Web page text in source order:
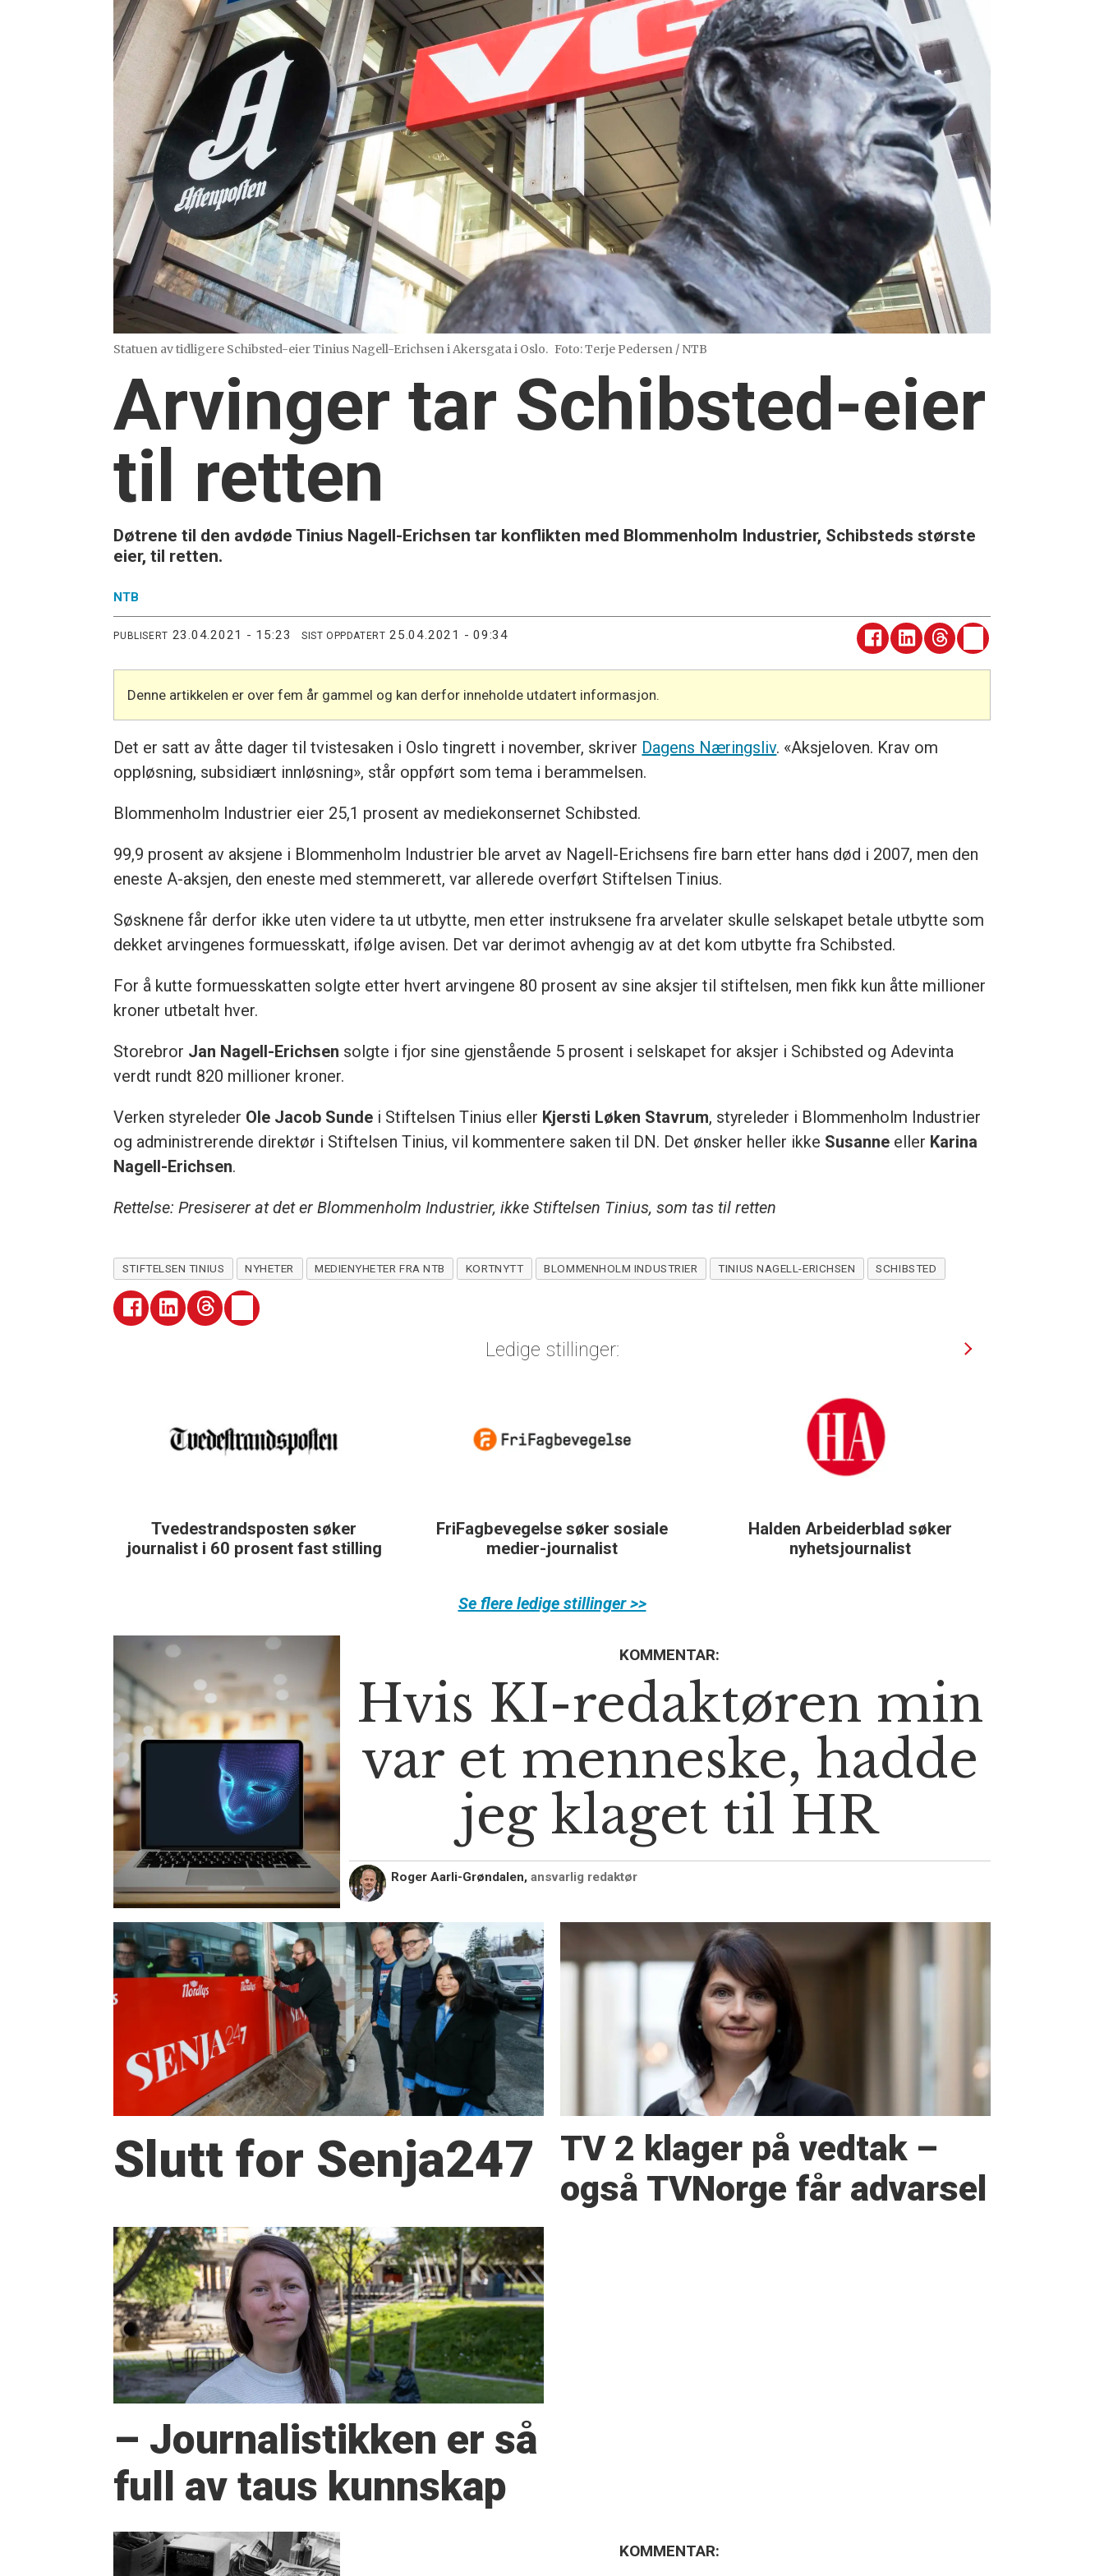
Statuen av tidligere Schibsted-eier Tinius Nagell-Erichsen i Akersgata i Oslo. Foto: Terje Pedersen / NTB
Arvinger tar Schibsted-eier
til retten
Døtrene til den avdøde Tinius Nagell-Erichsen tar konflikten med Blommenholm Industrier, Schibsteds største
eier, til retten.
NTB
PUBLISERT 23.04.2021 - 15:23 SIST OPPDATERT 25.04.2021 - 09:34
Denne artikkelen er over fem år gammel og kan derfor inneholde utdatert informasjon.
Det er satt av åtte dager til tvistesaken i Oslo tingrett i november, skriver Dagens Næringsliv. «Aksjeloven. Krav om
oppløsning, subsidiært innløsning», står oppført som tema i berammelsen.
Blommenholm Industrier eier 25,1 prosent av mediekonsernet Schibsted.
99,9 prosent av aksjene i Blommenholm Industrier ble arvet av Nagell-Erichsens fire barn etter hans død i 2007, men den
eneste A-aksjen, den eneste med stemmerett, var allerede overført Stiftelsen Tinius.
Søsknene får derfor ikke uten videre ta ut utbytte, men etter instruksene fra arvelater skulle selskapet betale utbytte som
dekket arvingenes formuesskatt, ifølge avisen. Det var derimot avhengig av at det kom utbytte fra Schibsted.
For å kutte formuesskatten solgte etter hvert arvingene 80 prosent av sine aksjer til stiftelsen, men fikk kun åtte millioner
kroner utbetalt hver.
Storebror Jan Nagell-Erichsen solgte i fjor sine gjenstående 5 prosent i selskapet for aksjer i Schibsted og Adevinta
verdt rundt 820 millioner kroner.
Verken styreleder Ole Jacob Sunde i Stiftelsen Tinius eller Kjersti Løken Stavrum, styreleder i Blommenholm Industrier
og administrerende direktør i Stiftelsen Tinius, vil kommentere saken til DN. Det ønsker heller ikke Susanne eller Karina
Nagell-Erichsen.
Rettelse: Presiserer at det er Blommenholm Industrier, ikke Stiftelsen Tinius, som tas til retten
STIFTELSEN TINIUS NYHETER MEDIENYHETER FRA NTB KORTNYTT BLOMMENHOLM INDUSTRIER TINIUS NAGELL-ERICHSEN SCHIBSTED
Ledige stillinger:
Tvedestrandsposten søker
journalist i 60 prosent fast stilling
FriFagbevegelse søker sosiale
medier-journalist
Halden Arbeiderblad søker
nyhetsjournalist
Se flere ledige stillinger >>
KOMMENTAR:
Hvis KI-redaktøren min
var et menneske, hadde
jeg klaget til HR
Roger Aarli-Grøndalen, ansvarlig redaktør
Slutt for Senja247
TV 2 klager på vedtak –
også TVNorge får advarsel
– Journalistikken er så
full av taus kunnskap
KOMMENTAR: